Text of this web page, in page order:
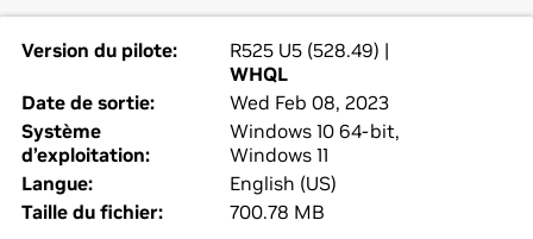
Version du pilote:
R525 U5 (528.49) |
WHQL
Date de sortie:
Wed Feb 08, 2023
Système
d’exploitation:
Windows 10 64-bit,
Windows 11
Langue:
English (US)
Taille du fichier:
700.78 MB